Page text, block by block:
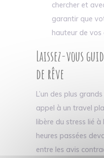
chercher et
garantir que
hauteur de
Laissez-vous
de rêve
L’un des plus
appel à un travel
libère du stress lié à
heures passées
entre les avis